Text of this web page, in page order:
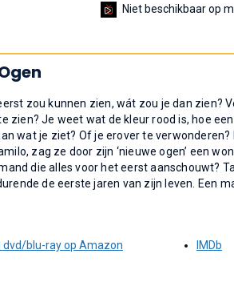
Niet beschikbaar op
zou kunnen zien, wát zou je dan zien?
zien? Je weet wat de kleur rood is, hoe
wat je ziet? Of je erover te
zag ze door zijn ‘nieuwe ogen’ een
die alles voor het eerst aanschouwt?
de eerste jaren van zijn leven. Een
dvd/blu-ray op Amazon IMDb